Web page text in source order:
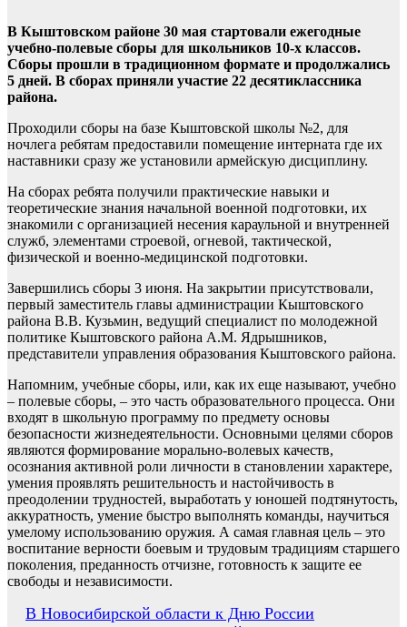
В Кыштовском районе 30 мая стартовали ежегодные
учебно-полевые сборы для школьников 10-х классов.
Сборы прошли в традиционном формате и продолжались
5 дней. В сборах приняли участие 22 десятиклассника
района.
Проходили сборы на базе Кыштовской школы №2, для
ночлега ребятам предоставили помещение интерната где их
наставники сразу же установили армейскую дисциплину.
На сборах ребята получили практические навыки и
теоретические знания начальной военной подготовки, их
знакомили с организацией несения караульной и внутренней
служб, элементами строевой, огневой, тактической,
физической и военно-медицинской подготовки.
Завершились сборы 3 июня. На закрытии присутствовали,
первый заместитель главы администрации Кыштовского
района В.В. Кузьмин, ведущий специалист по молодежной
политике Кыштовского района А.М. Ядрышников,
представители управления образования Кыштовского района.
Напомним, учебные сборы, или, как их еще называют, учебно
– полевые сборы, – это часть образовательного процесса. Они
входят в школьную программу по предмету основы
безопасности жизнедеятельности. Основными целями сборов
являются формирование морально-волевых качеств,
осознания активной роли личности в становлении характере,
умения проявлять решительность и настойчивость в
преодолении трудностей, выработать у юношей подтянутость,
аккуратность, умение быстро выполнять команды, научиться
умелому использованию оружия. А самая главная цель – это
воспитание верности боевым и трудовым традициям старшего
поколения, преданность отчизне, готовность к защите ее
свободы и независимости.
Навигация
В Новосибирской области к Дню России